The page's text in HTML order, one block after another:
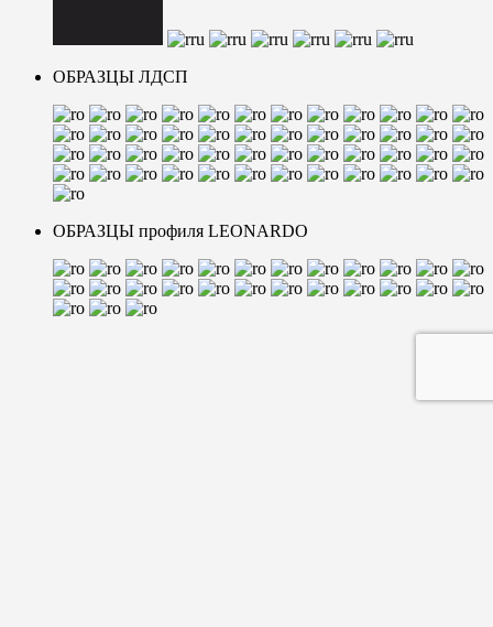
ОБРАЗЦЫ ЛДСП
ОБРАЗЦЫ профиля LEONARDO